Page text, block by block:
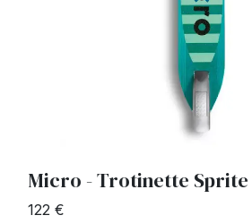
Micro - Trotinette
122 €